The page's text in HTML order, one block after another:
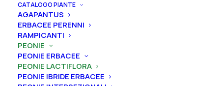
CATALOGO PIANTE
AGAPANTUS
ERBACEE PERENNI
RAMPICANTI
PEONIE
PEONIE ERBACEE
PEONIE LACTIFLORA
PEONIE IBRIDE ERBACEE